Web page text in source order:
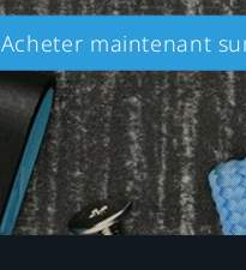
Acheter maintenant